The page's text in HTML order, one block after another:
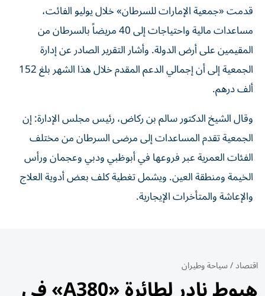
قدمت «جمعية الإمارات للسرطان» خلال يوليو الفائت،
مساعدات مالية واحتياجات إلى 40 مريضاً بالسرطان من
المقيمين على أرض الدولة. وأشار التقرير الصادر عن إدارة
الجمعية إلى أن إجمالي الدعم المقدم خلال هذا الشهر بلغ 152
ألف درهم.
وقال الشيخ الدكتور سالم بن ركاض، رئيس مجلس الإدارة: إن
الجمعية تقدم المساعدات إلى مرضى السرطان من مختلف
الفئات العمرية عبر فروعها في أبوظبي ودبي وعجمان ورأس
الخيمة ومنطقة العين. ويشمل تغطية كلف بعض أدوية العلاج
والإعاشة والمتأخرات الإيجارية.
اقتصاد/سياحة وطيران